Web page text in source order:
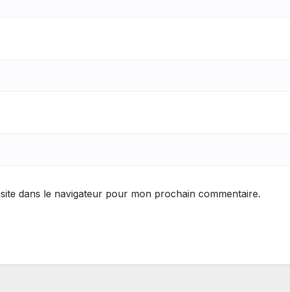
dans le navigateur pour mon prochain commentaire.